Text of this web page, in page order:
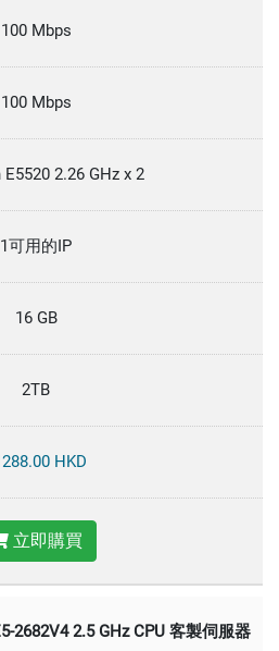
100 Mbps
100 Mbps
2.26 GHz x 2
1可用的IP
16 GB
2TB
HKD
立即購買
2682V4 2.5 GHz CPU 客製伺服器